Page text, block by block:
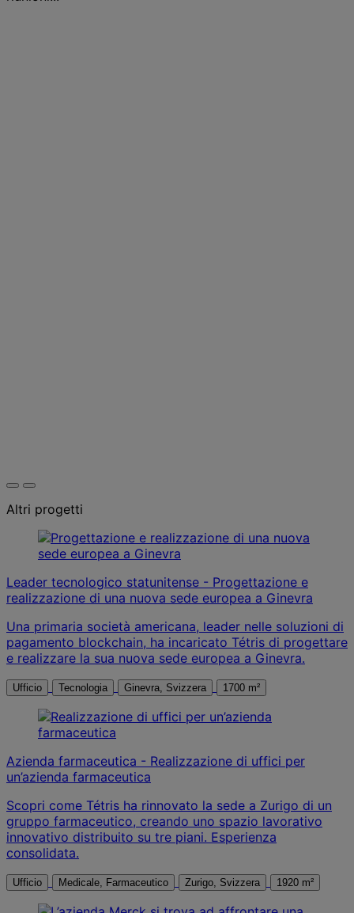
Altri progetti
Leader tecnologico statunitense - Progettazione e
realizzazione di una nuova sede europea a Ginevra
Una primaria società americana, leader nelle soluzioni di
pagamento blockchain, ha incaricato Tétris di progettare
e realizzare la sua nuova sede europea a Ginevra.
Ufficio Tecnologia Ginevra, Svizzera 1700 m²
Azienda farmaceutica - Realizzazione di uffici per
un’azienda farmaceutica
Scopri come Tétris ha rinnovato la sede a Zurigo di un
gruppo farmaceutico, creando uno spazio lavorativo
innovativo distribuito su tre piani. Esperienza
consolidata.
Ufficio Medicale, Farmaceutico Zurigo, Svizzera 1920 m²